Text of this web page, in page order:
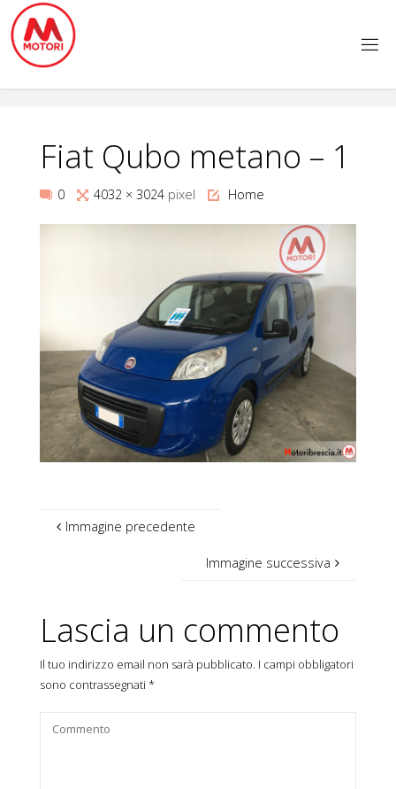
Salta
contenuto
Fiat Qubo metano – 1
0
Tutta4032 × 3024 pixel Home
Immagine precedente
Immagine successiva
Lascia un commento
Il tuo indirizzo email non sarà pubblicato. I campi obbligatori
sono contrassegnati *